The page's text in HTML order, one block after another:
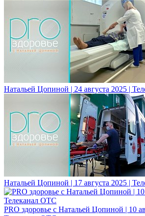
Натальей Цопиной | 24 августа 2025 |
Натальей Цопиной | 17 августа 2025 |
PRO здоровье с Натальей Цопиной | 10